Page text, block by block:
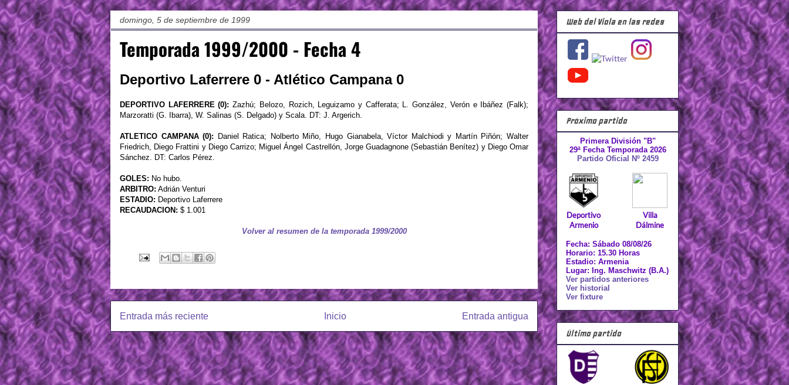
domingo, 5 de septiembre de 1999
Temporada 1999/2000 - Fecha 4
Deportivo Laferrere 0 - Atlético Campana 0
DEPORTIVO LAFERRERE (0): Zazhú; Belozo, Rozich, Leguizamo y Cafferata; L. González, Verón e Ibáñez (Falk);
Marzoratti (G. Ibarra), W. Salinas (S. Delgado) y Scala. DT: J. Argerich.
ATLETICO CAMPANA (0): Daniel Ratica; Nolberto Miño, Hugo Gianabela, Víctor Malchiodi y Martín Piñón; Walter
Friedrich, Diego Frattini y Diego Carrizo; Miguel Ángel Castrellón, Jorge Guadagnone (Sebastián Benítez) y Diego Omar
Sánchez. DT: Carlos Pérez.
GOLES: No hubo.
ARBITRO: Adrián Venturi
ESTADIO: Deportivo Laferrere
RECAUDACION: $ 1.001
Volver al resumen de la temporada 1999/2000
Entrada más reciente Entrada antigua
Inicio
Web del Viola en las redes
Próximo partido
Primera División "B"
29ª Fecha Temporada 2026
Partido Oficial Nº 2459
Deportivo
Armenio
Villa
Dálmine
Fecha: Sábado 08/08/26
Horario: 15.30 Horas
Estadio: Armenia
Lugar: Ing. Maschwitz (B.A.)
Ver partidos anteriores
Ver historial
Ver fixture
Último partido